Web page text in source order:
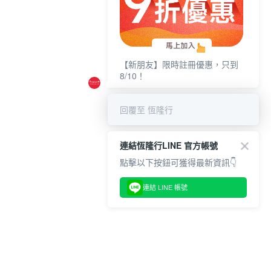
【新朋友】限時註冊優惠，只到
8/10！
回覆至 恆隆行
連結恆隆行LINE 官方帳號
點擊以下按鈕可獲得最新資訊👇
連結 LINE 帳號